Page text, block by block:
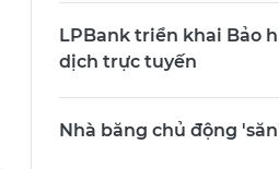
LPBank triển khai Bảo
dịch trực tuyến
Nhà băng chủ động